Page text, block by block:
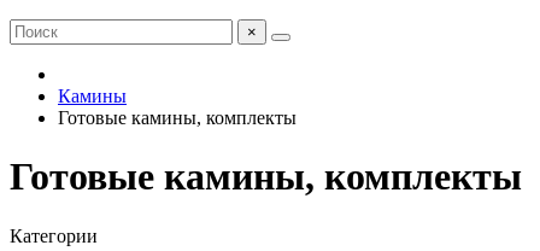
×
Камины
Готовые камины, комплекты
Готовые камины, комплекты
Категории